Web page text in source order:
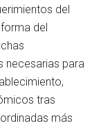
del
del
necesarias para
tras
más